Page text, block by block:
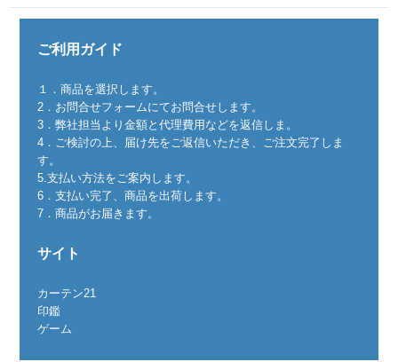
ご利用ガイド
１．商品を選択します。
2．お問合せフォームにてお問合せします。
3．弊社担当より金額と代理費用などを返信しま。
4．ご検討の上、届け先をご返信いただき、ご注文完了しま
す。
5.支払い方法をご案内します。
6．支払い完了、商品を出荷します。
7．商品がお届きます。
サイト
カーテン21
印鑑
ゲーム